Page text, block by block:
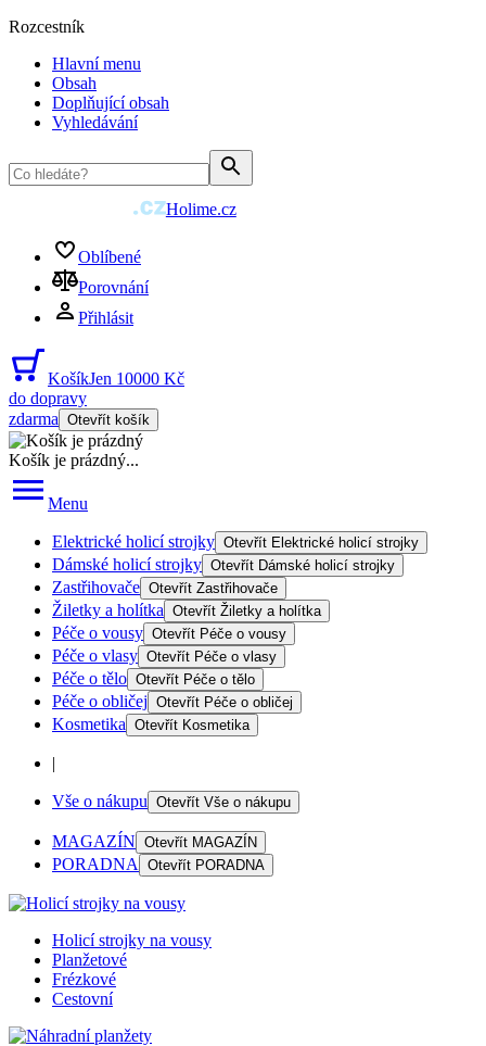
Rozcestník
Hlavní menu
Obsah
Doplňující obsah
Vyhledávání
Holime.cz
Oblíbené
Porovnání
Přihlásit
KošíkJen 10000 Kč
do dopravy
zdarma Otevřít košík
Košík je prázdný...
Menu
Elektrické holicí strojky Otevřít Elektrické holicí strojky
Dámské holicí strojky Otevřít Dámské holicí strojky
Zastřihovače Otevřít Zastřihovače
Žiletky a holítka Otevřít Žiletky a holítka
Péče o vousy Otevřít Péče o vousy
Péče o vlasy Otevřít Péče o vlasy
Péče o tělo Otevřít Péče o tělo
Péče o obličej Otevřít Péče o obličej
Kosmetika Otevřít Kosmetika
|
Vše o nákupu Otevřít Vše o nákupu
MAGAZÍN Otevřít MAGAZÍN
PORADNA Otevřít PORADNA
Holicí strojky na vousy
Planžetové
Frézkové
Cestovní